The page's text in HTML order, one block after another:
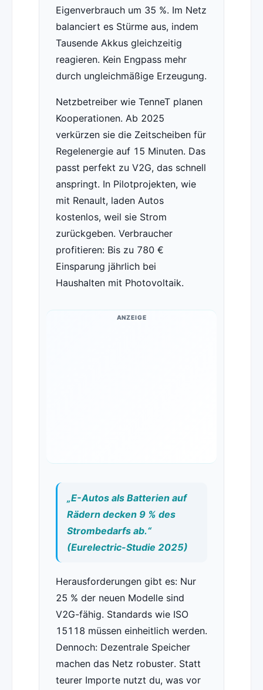
Eigenverbrauch um 35 %. Im Netz
balanciert es Stürme aus, indem
Tausende Akkus gleichzeitig
reagieren. Kein Engpass mehr
durch ungleichmäßige Erzeugung.
Netzbetreiber wie TenneT planen
Kooperationen. Ab 2025
verkürzen sie die Zeitscheiben für
Regelenergie auf 15 Minuten. Das
passt perfekt zu V2G, das schnell
anspringt. In Pilotprojekten, wie
mit Renault, laden Autos
kostenlos, weil sie Strom
zurückgeben. Verbraucher
profitieren: Bis zu 780 €
Einsparung jährlich bei
Haushalten mit Photovoltaik.
ANZEIGE
„E-Autos als Batterien auf
Rädern decken 9 % des
Strombedarfs ab.“
(Eurelectric-Studie 2025)
Herausforderungen gibt es: Nur
25 % der neuen Modelle sind
V2G-fähig. Standards wie ISO
15118 müssen einheitlich werden.
Dennoch: Dezentrale Speicher
machen das Netz robuster. Statt
teurer Importe nutzt du, was vor